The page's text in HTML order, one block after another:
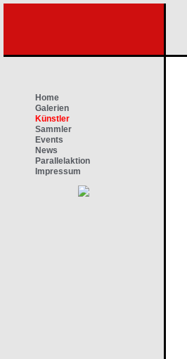
Home
Galerien
Künstler
Sammler
Events
News
Parallelaktion
Impressum